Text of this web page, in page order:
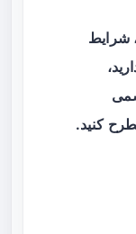
شرایط
کنید.